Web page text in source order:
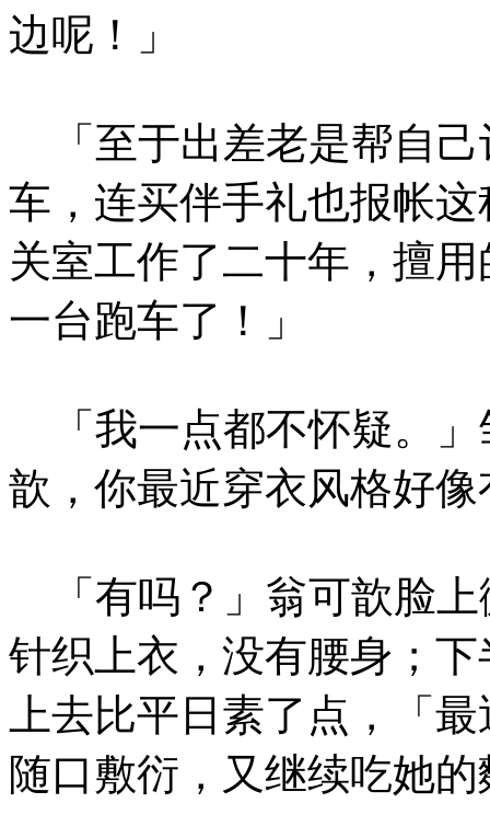
边呢！」
「至于出差老是帮自己
车，连买伴手礼也报帐
关室工作了二十年，擅
一台跑车了！」
「我一点都不怀疑。」
歆，你最近穿衣风格好
「有吗？」翁可歆脸上
针织上衣，没有腰身；
上去比平日素了点，「
随口敷衍，又继续吃她的